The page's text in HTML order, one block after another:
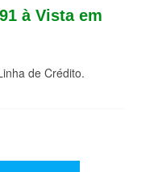
à Vista em
de Crédito.